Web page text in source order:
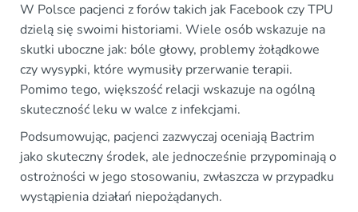
W Polsce pacjenci z forów takich jak Facebook czy TPU
dzielą się swoimi historiami. Wiele osób wskazuje na
skutki uboczne jak: bóle głowy, problemy żołądkowe
czy wysypki, które wymusiły przerwanie terapii.
Pomimo tego, większość relacji wskazuje na ogólną
skuteczność leku w walce z infekcjami.
Podsumowując, pacjenci zazwyczaj oceniają Bactrim
jako skuteczny środek, ale jednocześnie przypominają o
ostrożności w jego stosowaniu, zwłaszcza w przypadku
wystąpienia działań niepożądanych.